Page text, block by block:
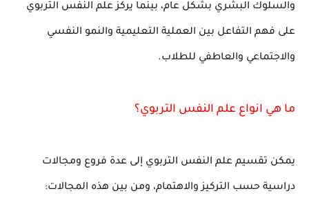
والسلوك البشري بشكل عام، بينما يركز علم النفس التربوي
على فهم التفاعل بين العملية التعليمية والنمو النفسي
والاجتماعي والعاطفي للطلاب.
ما هي انواع علم النفس التربوي؟
يمكن تقسيم علم النفس التربوي إلى عدة فروع ومجالات
دراسية حسب التركيز والاهتمام، ومن بين هذه المجالات: